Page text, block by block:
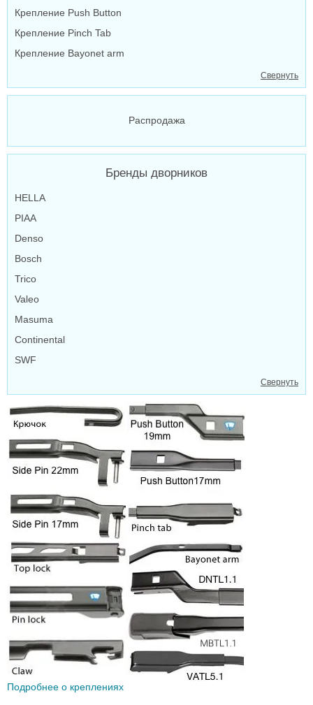
Крепление Push Button
Крепление Pinch Tab
Крепление Bayonet arm
Свернуть
Распродажа
Бренды дворников
HELLA
PIAA
Denso
Bosch
Trico
Valeo
Masuma
Continental
SWF
Свернуть
Подробнее о креплениях